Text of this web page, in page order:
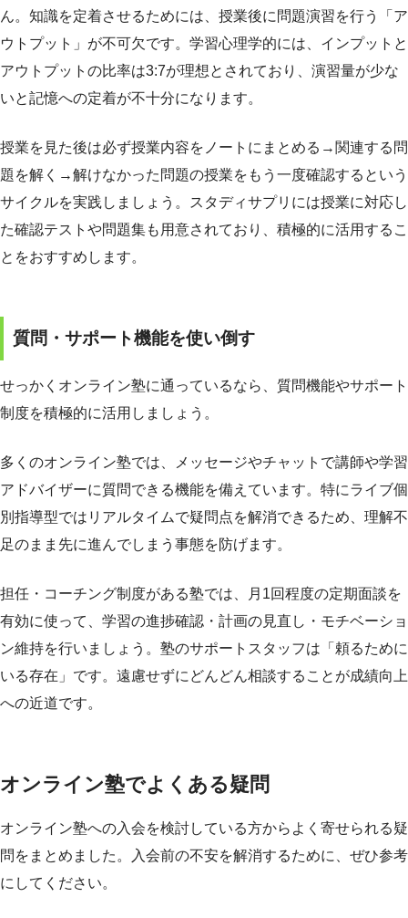
ん。知識を定着させるためには、授業後に問題演習を行う「ア
ウトプット」が不可欠です。学習心理学的には、インプットと
アウトプットの比率は3:7が理想とされており、演習量が少な
いと記憶への定着が不十分になります。
授業を見た後は必ず授業内容をノートにまとめる→関連する問
題を解く→解けなかった問題の授業をもう一度確認するという
サイクルを実践しましょう。スタディサプリには授業に対応し
た確認テストや問題集も用意されており、積極的に活用するこ
とをおすすめします。
質問・サポート機能を使い倒す
せっかくオンライン塾に通っているなら、質問機能やサポート
制度を積極的に活用しましょう。
多くのオンライン塾では、メッセージやチャットで講師や学習
アドバイザーに質問できる機能を備えています。特にライブ個
別指導型ではリアルタイムで疑問点を解消できるため、理解不
足のまま先に進んでしまう事態を防げます。
担任・コーチング制度がある塾では、月1回程度の定期面談を
有効に使って、学習の進捗確認・計画の見直し・モチベーショ
ン維持を行いましょう。塾のサポートスタッフは「頼るために
いる存在」です。遠慮せずにどんどん相談することが成績向上
への近道です。
オンライン塾でよくある疑問
オンライン塾への入会を検討している方からよく寄せられる疑
問をまとめました。入会前の不安を解消するために、ぜひ参考
にしてください。